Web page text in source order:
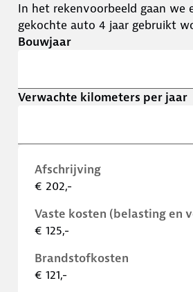
In het rekenvoorbeeld gaan we
gekochte auto 4 jaar gebruikt
Bouwjaar
Verwachte kilometers per jaar
Afschrijving
€ 202,-
Vaste kosten (belasting en
€ 125,-
Brandstofkosten
€ 121,-